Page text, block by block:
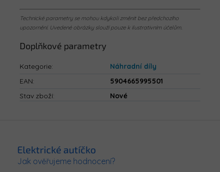
Technické parametry se mohou kdykoli změnit bez předchozího
upozornění. Uvedené obrázky slouží pouze k ilustrativním účelům.
Doplňkové parametry
Kategorie:
Náhradní díly
EAN:
5904665995501
Stav zboží: Nové
Elektrické autíčko
Jak ověřujeme hodnocení?